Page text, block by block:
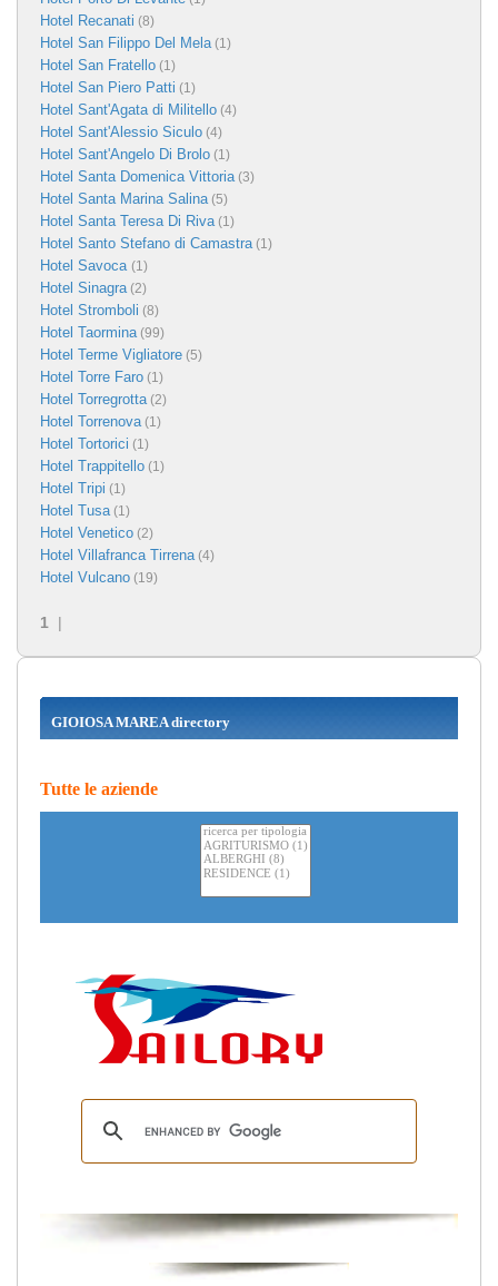
Hotel Recanati (8)
Hotel San Filippo Del Mela(1)
Hotel San Fratello (1)
Hotel San Piero Patti (1)
Hotel Sant'Agata di Militello (4)
Hotel Sant'Alessio Siculo (4)
Hotel Sant'Angelo Di Brolo (1)
Hotel Santa Domenica Vittoria(3)
Hotel Santa Marina Salina(5)
Hotel Santa Teresa Di Riva(1)
Hotel Santo Stefano di Camastra(1)
Hotel Savoca (1)
Hotel Sinagra(2)
Hotel Stromboli (8)
Hotel Taormina(99)
Hotel Terme Vigliatore (5)
Hotel Torre Faro (1)
Hotel Torregrotta(2)
Hotel Torrenova(1)
Hotel Tortorici (1)
Hotel Trappitello (1)
Hotel Tripi (1)
Hotel Tusa(1)
Hotel Venetico (2)
Hotel Villafranca Tirrena(4)
Hotel Vulcano (19)
1 |
GIOIOSA MAREA directory
Tutte le aziende